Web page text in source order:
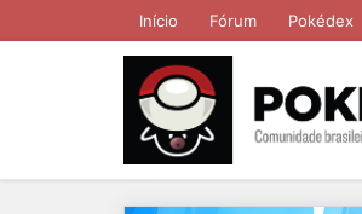
Início Fórum Pokédex